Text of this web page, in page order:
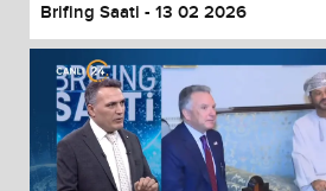
Brifing Saati - 13 02 2026